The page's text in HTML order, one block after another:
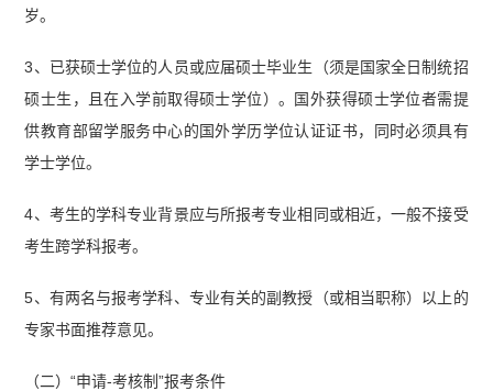
岁。
3、已获硕士学位的人员或应届硕士毕业生（须是国家全日制统招
硕士生，且在入学前取得硕士学位）。国外获得硕士学位者需提
供教育部留学服务中心的国外学历学位认证证书，同时必须具有
学士学位。
4、考生的学科专业背景应与所报考专业相同或相近，一般不接受
考生跨学科报考。
5、有两名与报考学科、专业有关的副教授（或相当职称）以上的
专家书面推荐意见。
（二）“申请-考核制”报考条件